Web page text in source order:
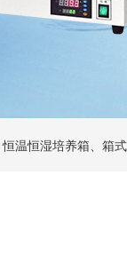
温恒湿培养箱、箱